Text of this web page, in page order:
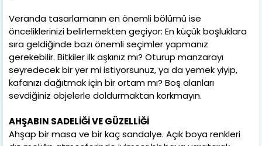
Veranda tasarlamanın en önemli bölümü ise
önceliklerinizi belirlemekten geçiyor: En küçük boşluklara
sıra geldiğinde bazı önemli seçimler yapmanız
gerekebilir. Bitkiler ilk aşkınız mı? Oturup manzarayı
seyredecek bir yer mi istiyorsunuz, ya da yemek yiyip,
kafanızı dağıtmak için bir ortam mı? Boş alanları
sevdiğiniz objelerle doldurmaktan korkmayın.
AHŞABIN SADELİĞİ VE GÜZELLİĞİ
Ahşap bir masa ve bir kaç sandalye. Açık boya renkleri